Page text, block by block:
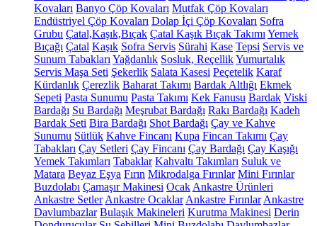
Kovaları Banyo Çöp Kovaları Mutfak Çöp Kovaları
Endüstriyel Çöp Kovaları Dolap İçi Çöp Kovaları Sofra
Grubu Çatal,Kaşık,Bıçak Çatal Kaşık Bıçak Takımı Yemek
Bıçağı Çatal Kaşık Sofra Servis Sürahi Kase Tepsi Servis ve
Sunum Tabakları Yağdanlık Sosluk, ReçellikYumurtalık
Servis Maşa Seti Şekerlik Salata Kasesi Peçetelik Karaf
Kürdanlık Çerezlik Baharat Takımı Bardak Altlığı Ekmek
Sepeti Pasta Sunumu Pasta Takımı Kek Fanusu Bardak Viski
Bardağı Su Bardağı Meşrubat Bardağı Rakı Bardağı Kadeh
Bardak Seti Bira Bardağı Shot Bardağı Çay ve Kahve
Sunumu Sütlük Kahve Fincanı Kupa Fincan Takımı Çay
Tabakları Çay Setleri Çay Fincanı Çay Bardağı Çay Kaşığı
Yemek Takımları Tabaklar Kahvaltı Takımları Suluk ve
Matara Beyaz Eşya Fırın Mikrodalga Fırınlar Mini Fırınlar
Buzdolabı Çamaşır Makinesi Ocak Ankastre Ürünleri
Ankastre Setler Ankastre Ocaklar Ankastre Fırınlar Ankastre
Davlumbazlar Bulaşık Makineleri Kurutma Makinesi Derin